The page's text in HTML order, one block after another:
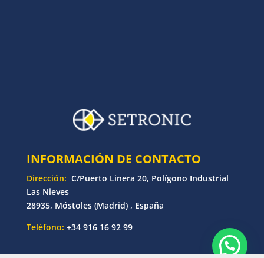
INFORMACIÓN DE CONTACTO
Dirección: C/Puerto Linera 20, Polígono Industrial
Las Nieves
28935, Móstoles (Madrid) , España
Teléfono: +34 916 16 92 99